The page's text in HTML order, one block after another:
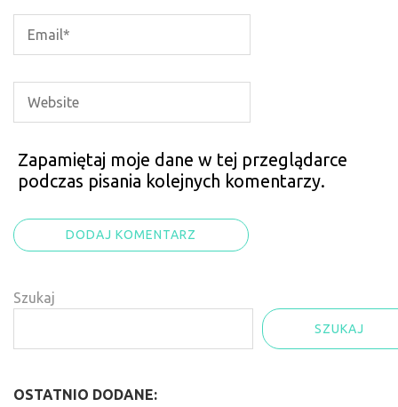
Zapamiętaj moje dane w tej przeglądarce
podczas pisania kolejnych komentarzy.
Szukaj
SZUKAJ
OSTATNIO DODANE: